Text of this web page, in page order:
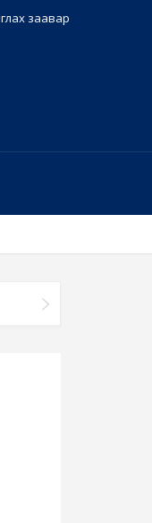
заавар